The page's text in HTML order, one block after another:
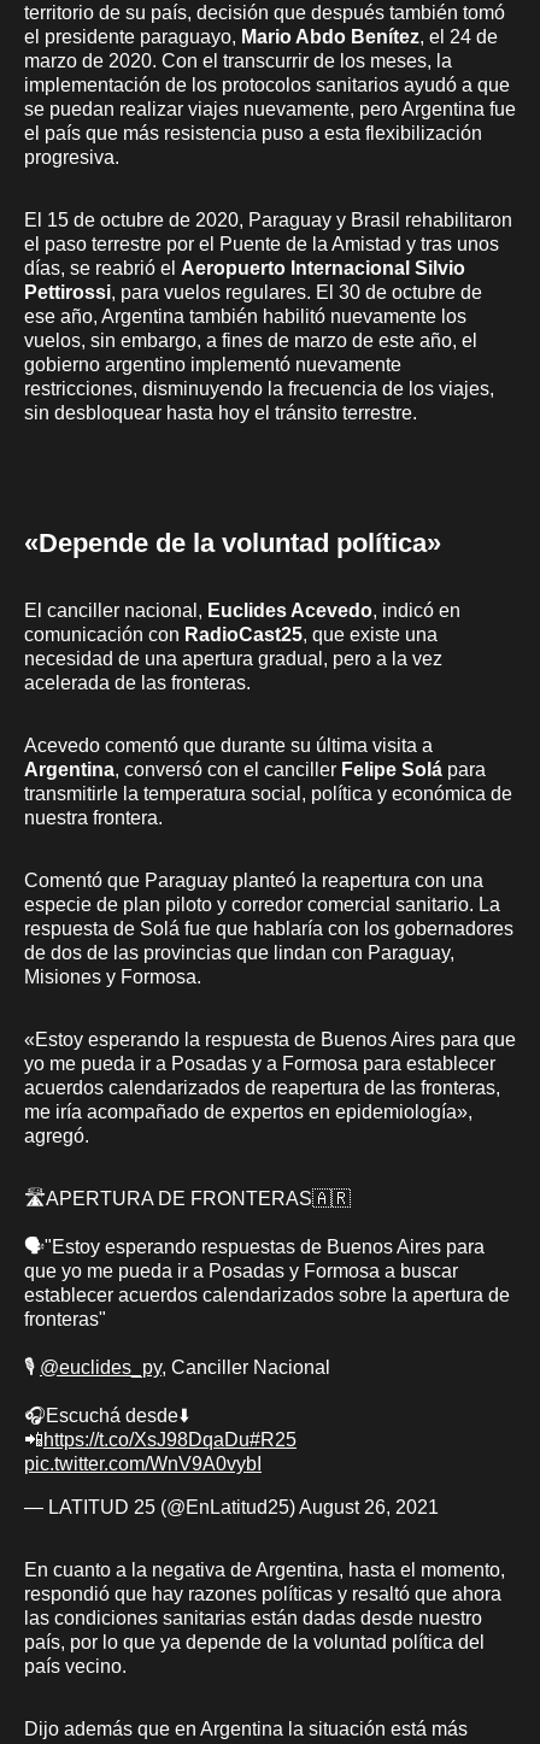
territorio de su país, decisión que después también tomó
el presidente paraguayo, Mario Abdo Benítez, el 24 de
marzo de 2020. Con el transcurrir de los meses, la
implementación de los protocolos sanitarios ayudó a que
se puedan realizar viajes nuevamente, pero Argentina fue
el país que más resistencia puso a esta flexibilización
progresiva.
El 15 de octubre de 2020, Paraguay y Brasil rehabilitaron
el paso terrestre por el Puente de la Amistad y tras unos
días, se reabrió el Aeropuerto Internacional Silvio
Pettirossi, para vuelos regulares. El 30 de octubre de
ese año, Argentina también habilitó nuevamente los
vuelos, sin embargo, a fines de marzo de este año, el
gobierno argentino implementó nuevamente
restricciones, disminuyendo la frecuencia de los viajes,
sin desbloquear hasta hoy el tránsito terrestre.
«Depende de la voluntad política»
El canciller nacional, Euclides Acevedo, indicó en
comunicación con RadioCast25, que existe una
necesidad de una apertura gradual, pero a la vez
acelerada de las fronteras.
Acevedo comentó que durante su última visita a
Argentina, conversó con el canciller Felipe Solá para
transmitirle la temperatura social, política y económica de
nuestra frontera.
Comentó que Paraguay planteó la reapertura con una
especie de plan piloto y corredor comercial sanitario. La
respuesta de Solá fue que hablaría con los gobernadores
de dos de las provincias que lindan con Paraguay,
Misiones y Formosa.
«Estoy esperando la respuesta de Buenos Aires para que
yo me pueda ir a Posadas y a Formosa para establecer
acuerdos calendarizados de reapertura de las fronteras,
me iría acompañado de expertos en epidemiología»,
agregó.
🛣️APERTURA DE FRONTERAS🇦🇷
🗣️"Estoy esperando respuestas de Buenos Aires para
que yo me pueda ir a Posadas y Formosa a buscar
establecer acuerdos calendarizados sobre la apertura de
fronteras"
🎙️ @euclides_py, Canciller Nacional
🎧Escuchá desde⬇️
📲https://t.co/XsJ98DqaDu#R25
pic.twitter.com/WnV9A0vybI
— LATITUD 25 (@EnLatitud25)August 26, 2021
En cuanto a la negativa de Argentina, hasta el momento,
respondió que hay razones políticas y resaltó que ahora
las condiciones sanitarias están dadas desde nuestro
país, por lo que ya depende de la voluntad política del
país vecino.
Dijo además que en Argentina la situación está más